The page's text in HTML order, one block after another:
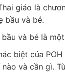
giáo là
bầu và bé.
và bé là
biệt của POH
nào và cần gì.